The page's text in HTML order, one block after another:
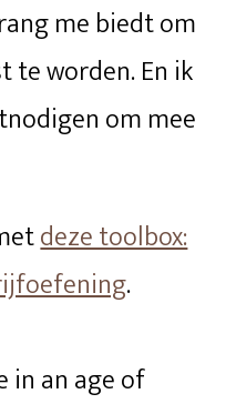
me biedt om
te worden. En ik
om mee
deze toolbox:
.
in an age of